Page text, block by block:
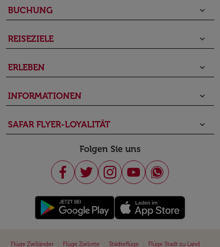
BUCHUNG keyboard_arrow_down
REISEZIELE keyboard_arrow_down
ERLEBEN keyboard_arrow_down
INFORMATIONEN keyboard_arrow_down
SAFAR FLYER-LOYALITÄT keyboard_arrow_down
Folgen Sie uns
Flüge Zielländer Flüge Zielorte Städteflüge Flüge Stadt zu Land